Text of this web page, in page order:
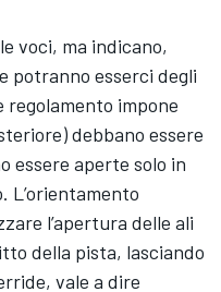
voci, ma indicano,
potranno esserci degli
impone
debbano essere
essere aperte solo in
l’apertura delle ali
della pista, lasciando
vale a dire